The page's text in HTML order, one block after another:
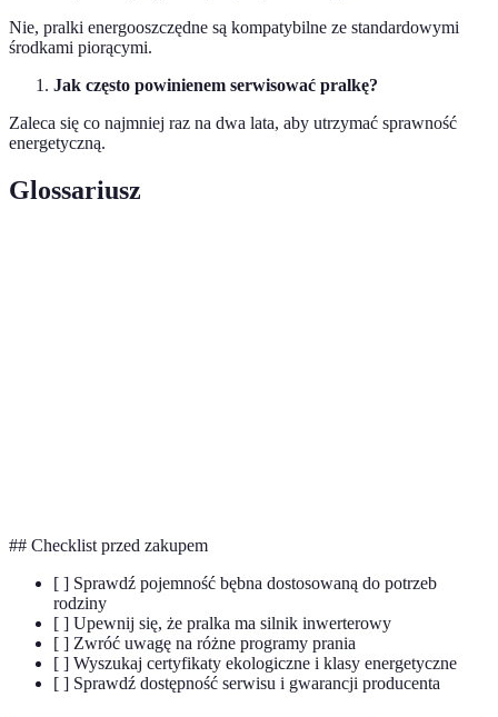
Nie, pralki energooszczędne są kompatybilne ze standardowymi
środkami piorącymi.
Jak często powinienem serwisować pralkę?
Zaleca się co najmniej raz na dwa lata, aby utrzymać sprawność
energetyczną.
Glossariusz
## Checklist przed zakupem
[ ] Sprawdź pojemność bębna dostosowaną do potrzeb
rodziny
[ ] Upewnij się, że pralka ma silnik inwerterowy
[ ] Zwróć uwagę na różne programy prania
[ ] Wyszukaj certyfikaty ekologiczne i klasy energetyczne
[ ] Sprawdź dostępność serwisu i gwarancji producenta